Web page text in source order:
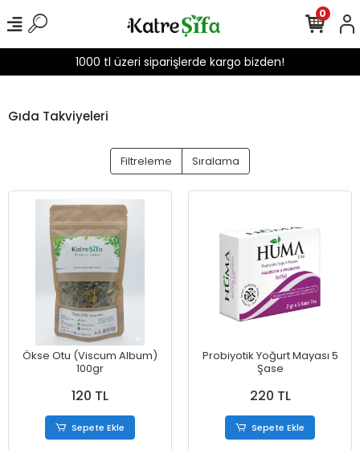
1000 tl üzeri siparişlerde kargo bizden!
0
Gıda Takviyeleri
Filtreleme Sıralama
Ökse Otu (Viscum Album)
100gr
120 TL
Sepete Ekle
Probiyotik Yoğurt Mayası 5
Şase
220 TL
Sepete Ekle